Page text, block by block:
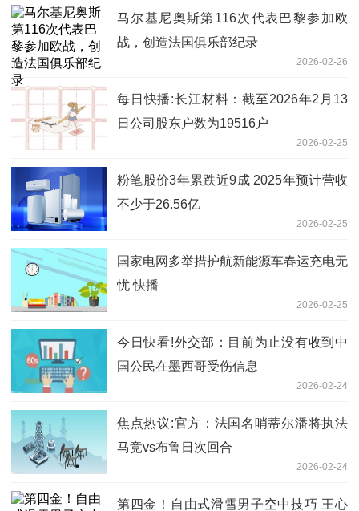
马尔基尼奥斯第116次代表巴黎参加欧
战，创造法国俱乐部纪录
2026-02-26
每日快播:长江材料：截至2026年2月13
日公司股东户数为19516户
2026-02-25
粉笔股价3年累跌近9成 2025年预计营收
不少于26.56亿
2026-02-25
国家电网多举措护航新能源车春运充电无
忧 快播
2026-02-25
今日快看!外交部：目前为止没有收到中
国公民在墨西哥受伤信息
2026-02-24
焦点热议:官方：法国名哨蒂尔潘将执法
马竞vs布鲁日次回合
2026-02-24
第四金！自由式滑雪男子空中技巧 王心